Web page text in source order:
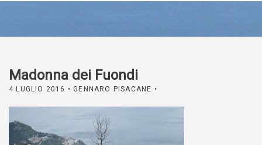
Madonna dei Fuondi
4 LUGLIO 2016 • GENNARO PISACANE •